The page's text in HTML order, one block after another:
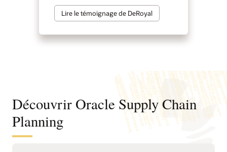
Lire le témoignage de DeRoyal
Découvrir Oracle Supply Chain
Planning